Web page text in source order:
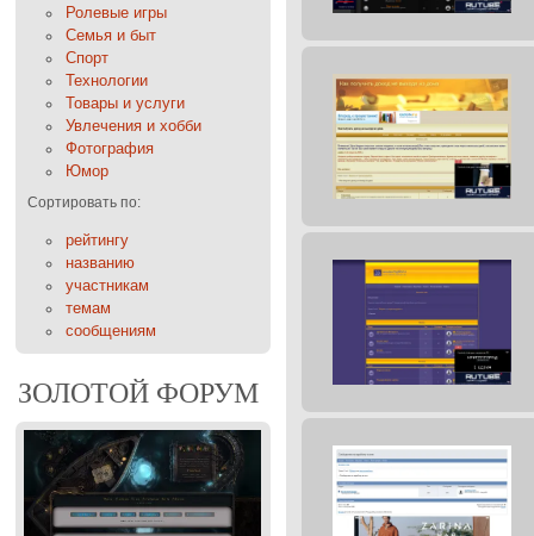
Ролевые игры
Семья и быт
Спорт
Технологии
Товары и услуги
Увлечения и хобби
Фотография
Юмор
Сортировать по:
рейтингу
названию
участникам
темам
сообщениям
ЗОЛОТОЙ ФОРУМ